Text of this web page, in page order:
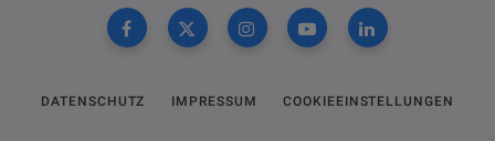
DATENSCHUTZ IMPRESSUM COOKIEEINSTELLUNGEN